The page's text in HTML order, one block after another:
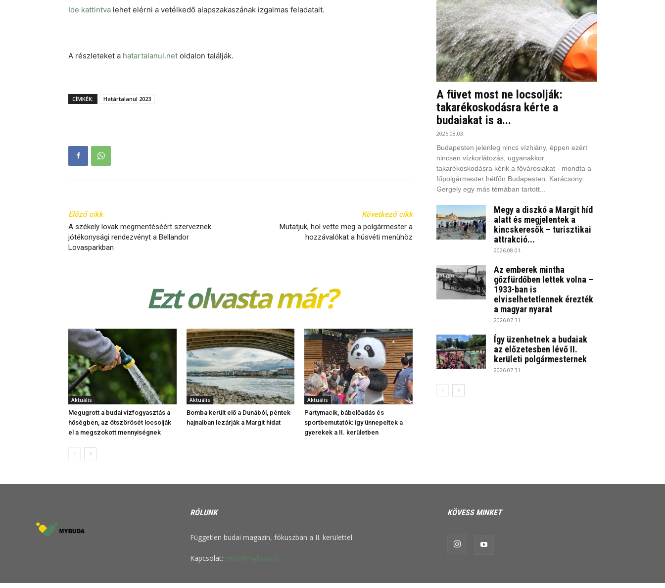
Ide kattintva lehet elérni a vetélkedő alapszakaszának izgalmas feladatait.
A részleteket a hatartalanul.net oldalon találják.
CÍMKÉK: Határtalanul 2023
Előző cikk
A székely lovak megmentéséért szerveznek
jótékonysági rendezvényt a Bellandor
Lovasparkban
Következő cikk
Mutatjuk, hol vette meg a polgármester a
hozzávalókat a húsvéti menühöz
Ezt olvasta már?
Aktuális
Megugrott a budai vízfogyasztás a
hőségben, az ötszörösét locsolják
el a megszokott mennyiségnek
Aktuális
Bomba került elő a Dunából, péntek
hajnalban lezárják a Margit hidat
Aktuális
Partymacik, bábelőadás és
sportbemutatók: így ünnepeltek a
gyerekek a II. kerületben
A füvet most ne locsolják:
takarékoskodásra kérte a
budaiakat is a...
2026.08.03.
Budapesten jelenleg nincs vízhiány, éppen ezért
nincsen vízkorlátozás, ugyanakkor
takarékoskodásra kérik a fővárosiakat - mondta a
főpolgármester hétfőn Budapesten. Karácsony
Gergely egy más témában tartott...
Megy a diszkó a Margit híd
alatt és megjelentek a
kincskeresők – turisztikai
attrakció...
2026.08.01.
Az emberek mintha
gőzfürdőben lettek volna –
1933-ban is
elviselhetetlennek érezték
a magyar nyarat
2026.07.31.
Így üzenhetnek a budaiak
az előzetesben lévő II.
kerületi polgármesternek
2026.07.31.
RÓLUNK
Független budai magazin, fókuszban a II. kerülettel.
Kapcsolat: hello@mybuda.hu
KÖVESS MINKET